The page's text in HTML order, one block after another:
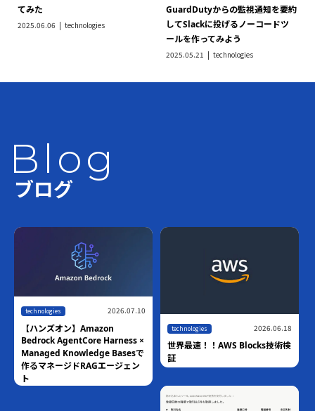
てみた
2025.06.06 technologies
GuardDutyからの監視通知を要約
してSlackに投げるノーコードツ
ールを作ってみよう
2025.05.21 technologies
Blog
ブログ
technologies 2026.07.10
【ハンズオン】Amazon
Bedrock AgentCore Harness ×
Managed Knowledge Basesで
作るマネージドRAGエージェン
ト
technologies 2026.06.18
世界最速！！AWS Blocks技術検
証